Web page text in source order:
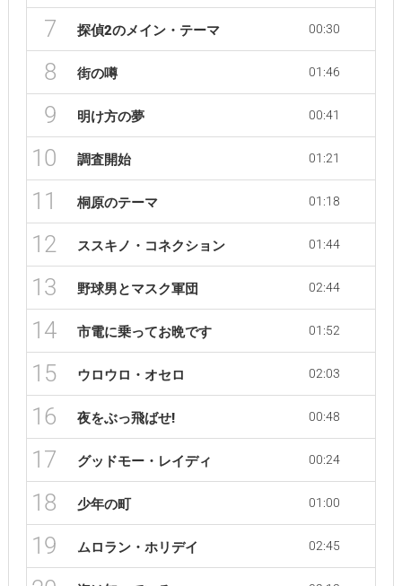
7 探偵2のメイン・テーマ 00:30
8 街の噂 01:46
9 明け方の夢 00:41
10 調査開始 01:21
11 桐原のテーマ 01:18
12 ススキノ・コネクション 01:44
13 野球男とマスク軍団 02:44
14 市電に乗ってお晩です 01:52
15 ウロウロ・オセロ 02:03
16 夜をぶっ飛ばせ! 00:48
17 グッドモー・レイディ 00:24
18 少年の町 01:00
19 ムロラン・ホリデイ 02:45